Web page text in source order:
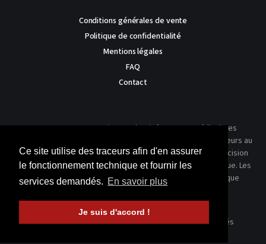
Ce site utilise des traceurs afin d'en assurer
le fonctionnement technique et fournir les
services demandés. En savoir plus
Je suis d'accord !
Conditions générales de vente
Politique de confidentialité
Mentions légales
FAQ
Contact
AVERTISSEMENT : Ce site est destiné au corps médical. Les
traitements présentés ne reflètent que l'expérience des auteurs au
moment où leur article a été publié dans notre journal. La décision
thérapeutique ne peut se prendre qu'après un examen clinique. Les
techniques publiées ici ne sauraient justifier une quelconque
© 2026 Kinésithérapie Scientifique - Tous droits réservés